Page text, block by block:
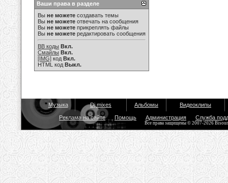
Ваши права в разделе
Вы не можете создавать темы
Вы не можете отвечать на сообщения
Вы не можете прикреплять файлы
Вы не можете редактировать сообщения
BB коды Вкл.
Смайлы Вкл.
[IMG] код Вкл.
HTML код Выкл.
Музыка Dj mixes Альбомы Видеоклипы
Реклама на сайте Помощь Администрация Служба
Все права защищены © 2007-2026